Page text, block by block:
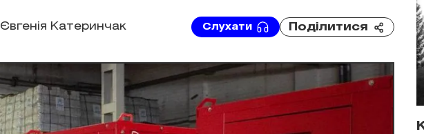
Євгенія Катеринчак Слухати Поділитися